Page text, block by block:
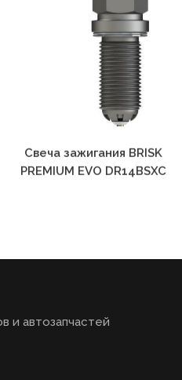
Свеча зажигания BRISK
PREMIUM EVO DR14BSXC
и автозапчастей